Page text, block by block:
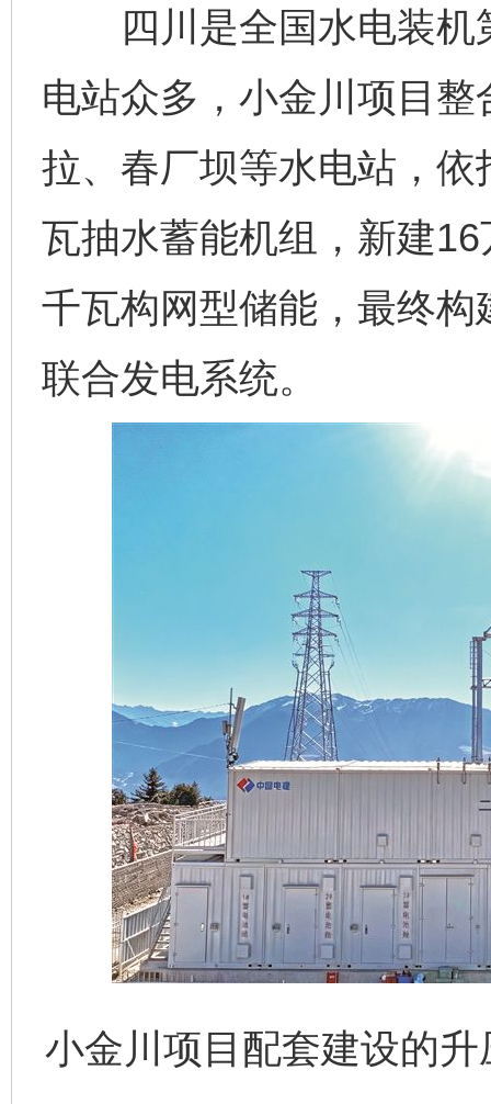
四川是全国水电装机
电站众多，小金川项目
拉、春厂坝等水电站，
瓦抽水蓄能机组，新建
千瓦构网型储能，最终
联合发电系统。
小金川项目配套建设的